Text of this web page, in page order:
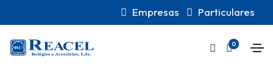
Empresas Particulares
0